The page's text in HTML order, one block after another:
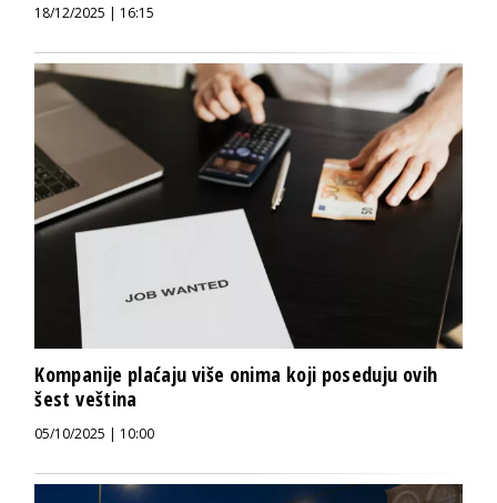
18/12/2025 | 16:15
Kompanije plaćaju više onima koji poseduju ovih
šest veština
05/10/2025 | 10:00